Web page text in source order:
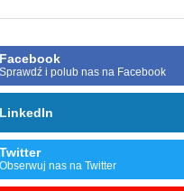
Facebook
Sprawdź i polub nas na Facebook
LinkedIn
Twitter
Obserwuj nas na Twitter